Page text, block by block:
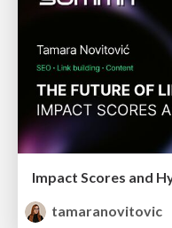
tamaranovitovic